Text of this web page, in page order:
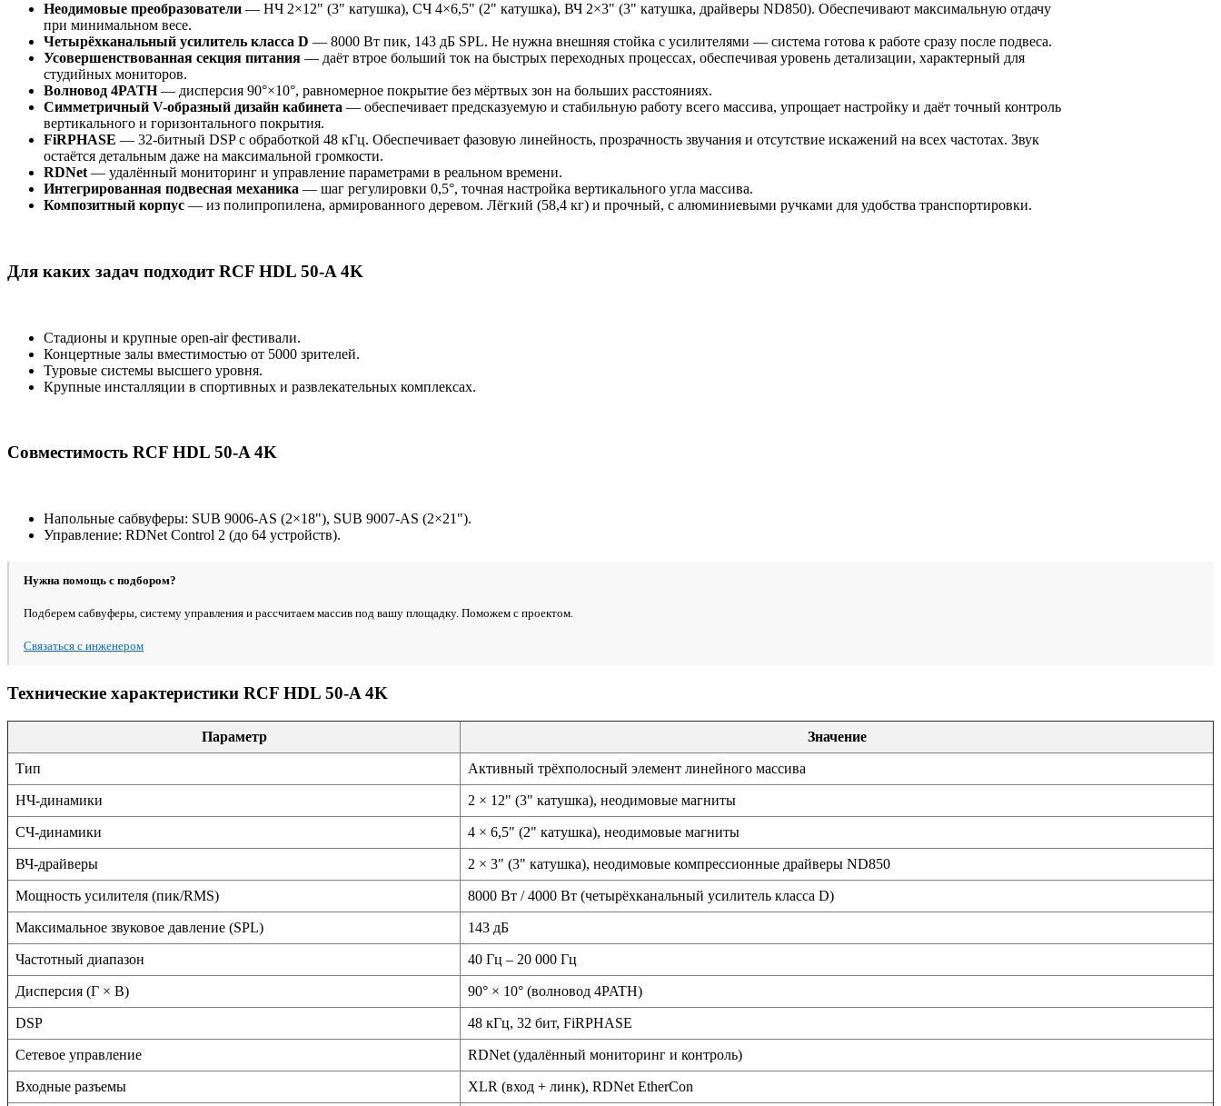
Неодимовые преобразователи — НЧ 2×12" (3" катушка), СЧ 4×6,5" (2" катушка), ВЧ 2×3" (3" катушка, драйверы ND850). Обеспечивают максимальную отдачу
при минимальном весе.
Четырёхканальный усилитель класса D — 8000 Вт пик, 143 дБ SPL. Не нужна внешняя стойка с усилителями — система готова к работе сразу после подвеса.
Усовершенствованная секция питания — даёт втрое больший ток на быстрых переходных процессах, обеспечивая уровень детализации, характерный для
студийных мониторов.
Волновод 4PATH— дисперсия 90°×10°, равномерное покрытие без мёртвых зон на больших расстояниях.
Симметричный V-образный дизайн кабинета — обеспечивает предсказуемую и стабильную работу всего массива, упрощает настройку и даёт точный контроль
вертикального и горизонтального покрытия.
FiRPHASE — 32-битный DSP с обработкой 48 кГц. Обеспечивает фазовую линейность, прозрачность звучания и отсутствие искажений на всех частотах. Звук
остаётся детальным даже на максимальной громкости.
RDNet — удалённый мониторинг и управление параметрами в реальном времени.
Интегрированная подвесная механика — шаг регулировки 0,5°, точная настройка вертикального угла массива.
Композитный корпус — из полипропилена, армированного деревом. Лёгкий (58,4 кг) и прочный, с алюминиевыми ручками для удобства транспортировки.
Для каких задач подходит RCF HDL 50-A 4K
Стадионы и крупные open-air фестивали.
Концертные залы вместимостью от 5000 зрителей.
Туровые системы высшего уровня.
Крупные инсталляции в спортивных и развлекательных комплексах.
Совместимость RCF HDL 50-A 4K
Напольные сабвуферы: SUB 9006-AS (2×18"), SUB 9007-AS (2×21").
Управление: RDNet Control 2 (до 64 устройств).
Нужна помощь с подбором?
Подберем сабвуферы, систему управления и рассчитаем массив под вашу площадку. Поможем с проектом.
Связаться с инженером
Технические характеристики RCF HDL 50-A 4K
Параметр Значение
Тип Активный трёхполосный элемент линейного массива
НЧ-динамики 2 × 12" (3" катушка), неодимовые магниты
СЧ-динамики 4 × 6,5" (2" катушка), неодимовые магниты
ВЧ-драйверы 2 × 3" (3" катушка), неодимовые компрессионные драйверы ND850
Мощность усилителя (пик/RMS) 8000 Вт / 4000 Вт (четырёхканальный усилитель класса D)
Максимальное звуковое давление (SPL) 143 дБ
Частотный диапазон 40 Гц – 20 000 Гц
Дисперсия (Г × В) 90° × 10° (волновод 4PATH)
DSP 48 кГц, 32 бит, FiRPHASE
Сетевое управление RDNet (удалённый мониторинг и контроль)
Входные разъемы XLR (вход + линк), RDNet EtherCon